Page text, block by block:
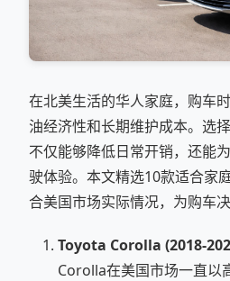
在北美生活的华人家庭，购车
油经济性和长期维护成本。选
不仅能够降低日常开销，还能
驶体验。本文精选10款适合家
合美国市场实际情况，为购车决
Toyota Corolla (2018-
Corolla在美国市场一直以